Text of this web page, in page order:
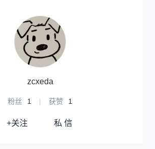
zcxeda
粉丝 1 | 获赞 1
+关注 私 信